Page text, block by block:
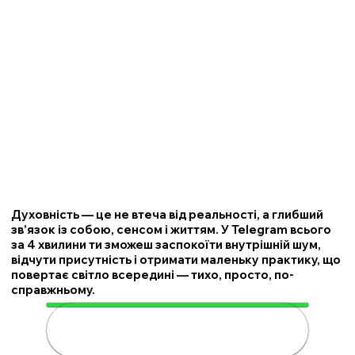
Духовність — це не втеча від реальності, а глибший
зв’язок із собою, сенсом і життям. У Telegram всього
за 4 хвилини ти зможеш заспокоїти внутрішній шум,
відчути присутність і отримати маленьку практику, що
повертає світло всередині — тихо, просто, по-
справжньому.
🌟 Розкрий свою духовність за 4